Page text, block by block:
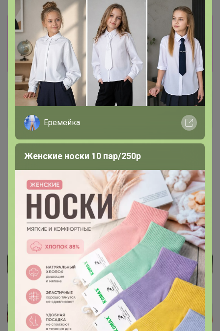
Информация о заказах доступна
лишь членам клуба
Показать
Артемида
17 февраля, 2024 21:54
Еремейка
Женские носки 10 пар/250р